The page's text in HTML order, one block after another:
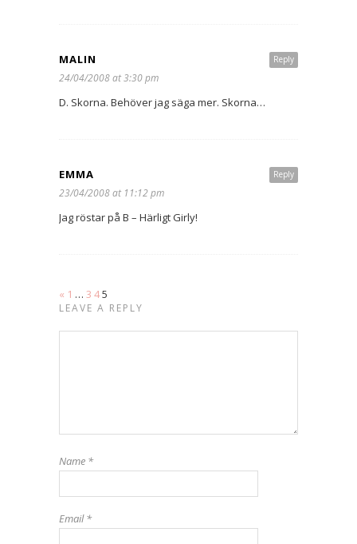
Reply
MALIN
24/04/2008 at 3:30 pm
D. Skorna. Behöver jag säga mer. Skorna…
Reply
EMMA
23/04/2008 at 11:12 pm
Jag röstar på B – Härligt Girly!
« 1 … 3 45
LEAVE A REPLY
Name *
Email*